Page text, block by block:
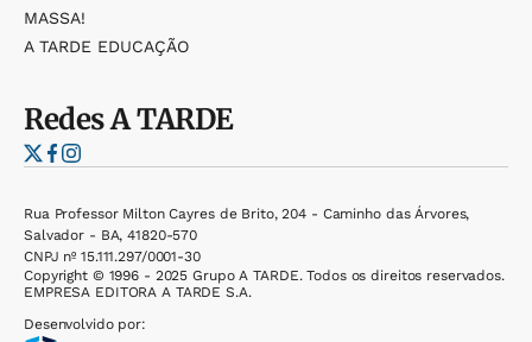
MASSA!
A TARDE EDUCAÇÃO
RedesA TARDE
Rua Professor Milton Cayres de Brito, 204 - Caminho das Árvores,
Salvador - BA, 41820-570
CNPJ nº 15.111.297/0001-30
Copyright © 1996 - 2025 Grupo A TARDE. Todos os direitos reservados.
EMPRESA EDITORA A TARDE S.A.
Desenvolvido por: